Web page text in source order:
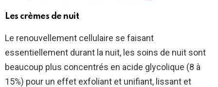
Les crèmes de nuit
Le renouvellement cellulaire se faisant
essentiellement durant la nuit, les soins de nuit sont
beaucoup plus concentrés en acide glycolique (8 à
15%) pour un effet exfoliant et unifiant, lissant et